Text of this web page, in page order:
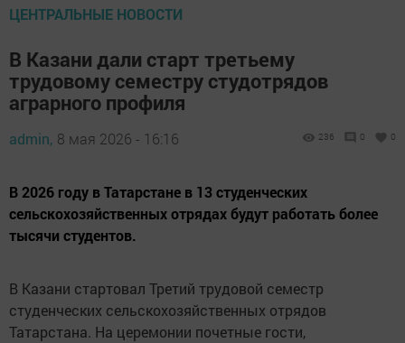
ЦЕНТРАЛЬНЫЕ НОВОСТИ
В Казани дали старт третьему
трудовому семестру студотрядов
аграрного профиля
admin, 8 мая 2026 - 16:16 236 0 0
В 2026 году в Татарстане в 13 студенческих
сельскохозяйственных отрядах будут работать более
тысячи студентов.
В Казани стартовал Третий трудовой семестр
студенческих сельскохозяйственных отрядов
Татарстана. На церемонии почетные гости,